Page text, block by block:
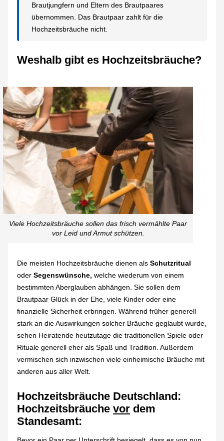
Brautjungfern und Eltern des Brautpaares
übernommen. Das Brautpaar zahlt für die
Hochzeitsbräuche nicht.
Weshalb gibt es Hochzeitsbräuche?
Viele Hochzeitsbräuche sollen das frisch vermählte Paar
vor Leid und Armut schützen.
Die meisten Hochzeitsbräuche dienen alsSchutzritual
oderSegenswünsche, welche wiederum von einem
bestimmten Aberglauben abhängen. Sie sollen dem
Brautpaar Glück in der Ehe, viele Kinder oder eine
finanzielle Sicherheit erbringen. Während früher generell
stark an die Auswirkungen solcher Bräuche geglaubt wurde,
sehen Heiratende heutzutage die traditionellen Spiele oder
Rituale generell eher als Spaß und Tradition. Außerdem
vermischen sich inzwischen viele einheimische Bräuche mit
anderen aus aller Welt.
Hochzeitsbräuche Deutschland:
Hochzeitsbräuchevor dem
Standesamt: